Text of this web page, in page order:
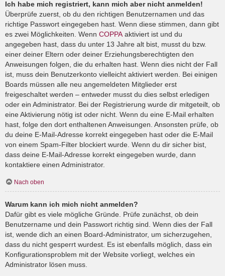
Ich habe mich registriert, kann mich aber nicht anmelden!
Überprüfe zuerst, ob du den richtigen Benutzernamen und das
richtige Passwort eingegeben hast. Wenn diese stimmen, dann gibt
es zwei Möglichkeiten. Wenn COPPA aktiviert ist und du
angegeben hast, dass du unter 13 Jahre alt bist, musst du bzw.
einer deiner Eltern oder deiner Erziehungsberechtigten den
Anweisungen folgen, die du erhalten hast. Wenn dies nicht der Fall
ist, muss dein Benutzerkonto vielleicht aktiviert werden. Bei einigen
Boards müssen alle neu angemeldeten Mitglieder erst
freigeschaltet werden – entweder musst du dies selbst erledigen
oder ein Administrator. Bei der Registrierung wurde dir mitgeteilt, ob
eine Aktivierung nötig ist oder nicht. Wenn du eine E-Mail erhalten
hast, folge den dort enthaltenen Anweisungen. Ansonsten prüfe, ob
du deine E-Mail-Adresse korrekt eingegeben hast oder die E-Mail
von einem Spam-Filter blockiert wurde. Wenn du dir sicher bist,
dass deine E-Mail-Adresse korrekt eingegeben wurde, dann
kontaktiere einen Administrator.
Nach oben
Warum kann ich mich nicht anmelden?
Dafür gibt es viele mögliche Gründe. Prüfe zunächst, ob dein
Benutzername und dein Passwort richtig sind. Wenn dies der Fall
ist, wende dich an einen Board-Administrator, um sicherzugehen,
dass du nicht gesperrt wurdest. Es ist ebenfalls möglich, dass ein
Konfigurationsproblem mit der Website vorliegt, welches ein
Administrator lösen muss.